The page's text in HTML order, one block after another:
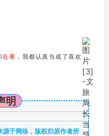
在看 ，我都认真当成了喜欢
明
于网络，版权归原作者所